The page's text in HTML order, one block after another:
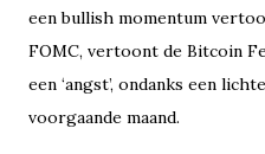
een bullish momentum
FOMC, vertoont de Bitcoin
een ‘angst’, ondanks een
voorgaande maand.